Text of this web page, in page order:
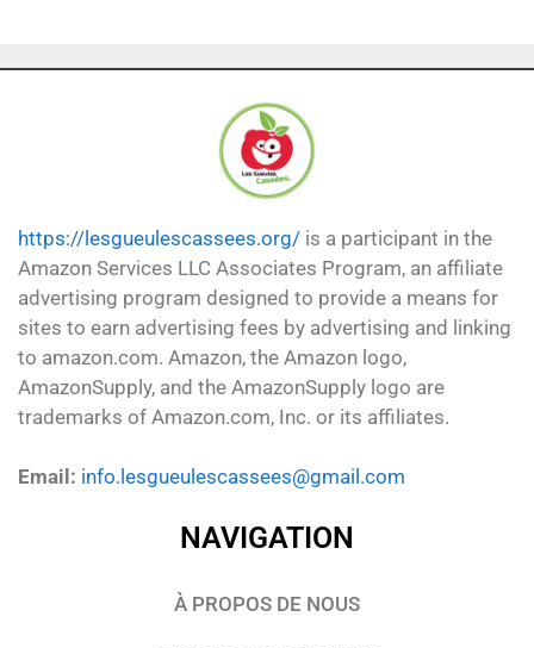
https://lesgueulescassees.org/ is a participant in the
Amazon Services LLC Associates Program, an affiliate
advertising program designed to provide a means for
sites to earn advertising fees by advertising and linking
to amazon.com. Amazon, the Amazon logo,
AmazonSupply, and the AmazonSupply logo are
trademarks of Amazon.com, Inc. or its affiliates.
Email: info.lesgueulescassees@gmail.com
NAVIGATION
À PROPOS DE NOUS